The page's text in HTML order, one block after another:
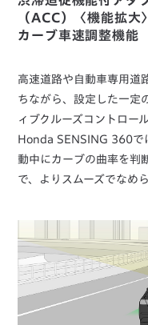
（ACC）〈機能拡大〉
カーブ車速調整機能
高速道路や自動車専用道
ちながら、設定した一定
ィブクルーズコントロー
Honda SENSING 360で
動中にカーブの曲率を判
で、よりスムーズでなめ